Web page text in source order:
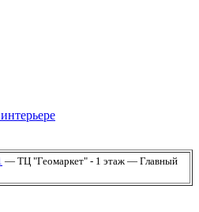
— ТЦ "Геомаркет" - 1 этаж — Главный